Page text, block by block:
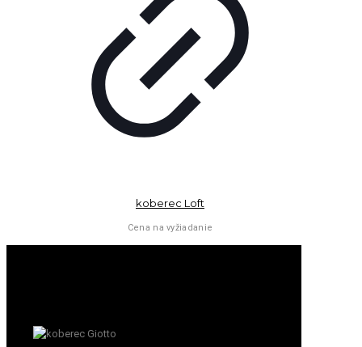
koberec Loft
Cena na vyžiadanie